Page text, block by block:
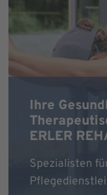
Ihre
ERLER
Spezialisten